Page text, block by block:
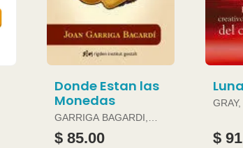
Donde Estan las
Monedas
GARRIGA BAGARDI,
JOAN
$ 85.00 $